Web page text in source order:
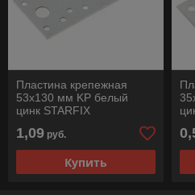
Пластина крепежная
53х130 мм KP белый
цинк STARFIX
1,09 руб.
Купить